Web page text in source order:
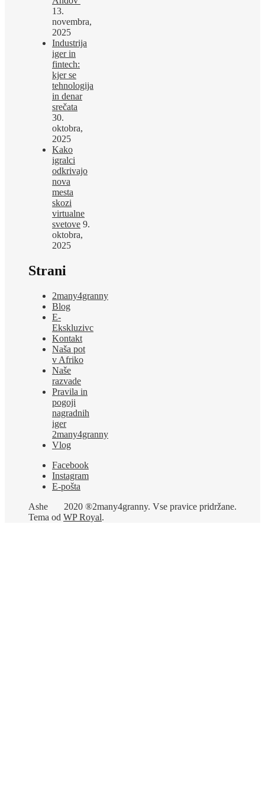
13.
novembra,
2025
Industrija
iger in
fintech:
kjer se
tehnologija
in denar
srečata
30.
oktobra,
2025
Kako
igralci
odkrivajo
nova
mesta
skozi
virtualne
svetove 9.
oktobra,
2025
Strani
2many4granny
Blog
E-
Ekskluzivc
Kontakt
Naša pot
v Afriko
Naše
razvade
Pravila in
pogoji
nagradnih
iger
2many4granny
Vlog
Facebook
Instagram
E-pošta
2020 ®2many4granny. Vse pravice pridržane.
Ashe
Tema od WP Royal.